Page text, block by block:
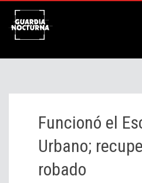
Funcionó el
Urbano;
robado